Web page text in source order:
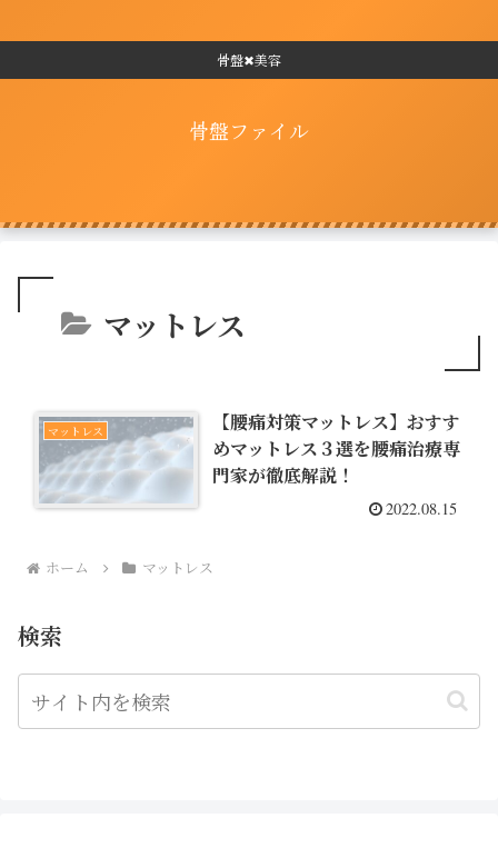
骨盤✖美容
骨盤ファイル
マットレス
マットレス
【腰痛対策マットレス】おすす
めマットレス３選を腰痛治療専
門家が徹底解説！
2022.08.15
ホーム マットレス
検索